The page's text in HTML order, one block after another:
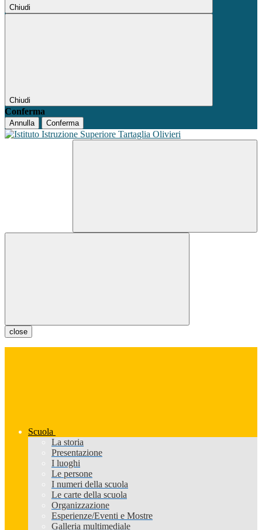
Chiudi
Chiudi
Conferma
Annulla Conferma
close
Scuola
La storia
Presentazione
I luoghi
Le persone
I numeri della scuola
Le carte della scuola
Organizzazione
Esperienze/Eventi e Mostre
Galleria multimediale